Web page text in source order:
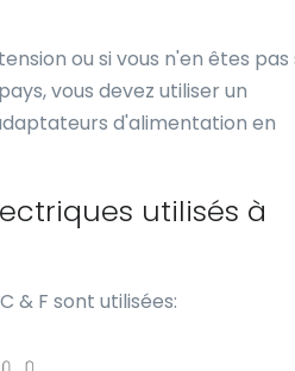
ou si vous n'en êtes pas
vous devez utiliser un
d'alimentation en
utilisés à
& F sont utilisées: